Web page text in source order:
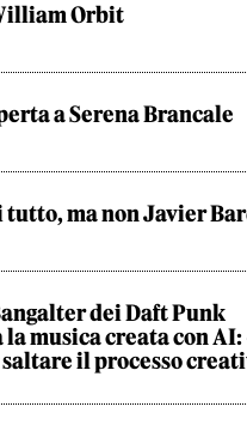
Orbit
a Serena Brancale
tutto, ma non Javier
dei Daft Punk
musica creata con AI:
il processo